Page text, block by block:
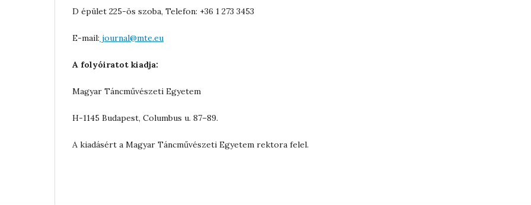
D épület 225-ös szoba, Telefon: +36 1 273 3453
E-mail: journal@mte.eu
A folyóiratot kiadja:
Magyar Táncművészeti Egyetem
H-1145 Budapest, Columbus u. 87–89.
A kiadásért a Magyar Táncművészeti Egyetem rektora felel.